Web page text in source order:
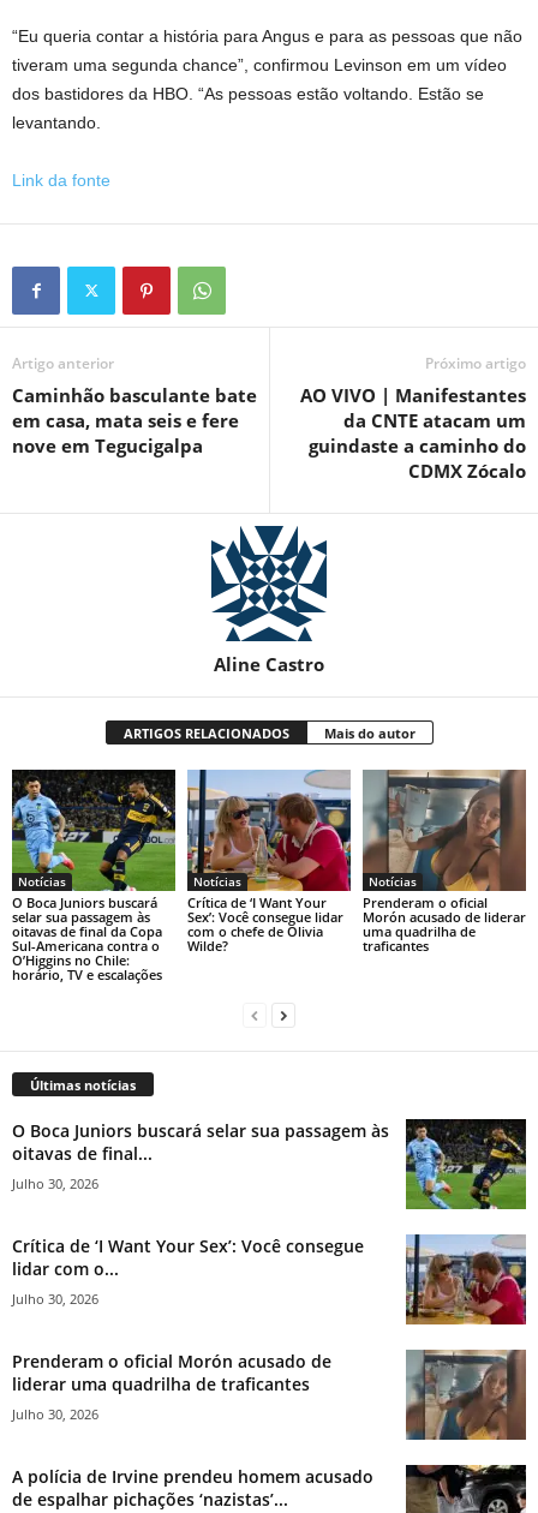
“Eu queria contar a história para Angus e para as pessoas que não
tiveram uma segunda chance”, confirmou Levinson em um vídeo
dos bastidores da HBO. “As pessoas estão voltando. Estão se
levantando.
Link da fonte
Artigo anterior
Caminhão basculante bate
em casa, mata seis e fere
nove em Tegucigalpa
Próximo artigo
AO VIVO | Manifestantes
da CNTE atacam um
guindaste a caminho do
CDMX Zócalo
Aline Castro
ARTIGOS RELACIONADOS Mais do autor
Notícias
O Boca Juniors buscará
selar sua passagem às
oitavas de final da Copa
Sul-Americana contra o
O’Higgins no Chile:
horário, TV e escalações
Notícias
Crítica de ‘I Want Your
Sex’: Você consegue lidar
com o chefe de Olivia
Wilde?
Notícias
Prenderam o oficial
Morón acusado de liderar
uma quadrilha de
traficantes
Últimas notícias
O Boca Juniors buscará selar sua passagem às
oitavas de final...
Julho 30, 2026
Crítica de ‘I Want Your Sex’: Você consegue
lidar com o...
Julho 30, 2026
Prenderam o oficial Morón acusado de
liderar uma quadrilha de traficantes
Julho 30, 2026
A polícia de Irvine prendeu homem acusado
de espalhar pichações ‘nazistas’...